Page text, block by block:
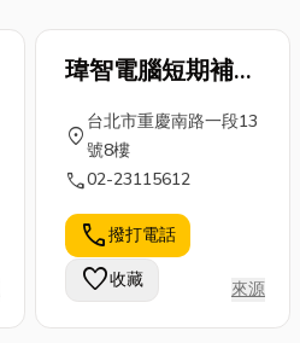
了整個空
的感
地區越來
不只是因
觀溫潤好
更因為木
具耐
好整理、
樓，都可以見
到電子鎖的應
用，那麼接下
來小編會分享
購的常見問
統門鎖差異有
哪些?最後文章
還整理了8大
瑋智電腦短期補習
location_on
台北市重慶南路一段13
號8樓
call02-23115612
call撥打電話
favorite收藏 來源